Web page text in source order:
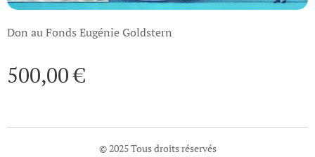
Don au Fonds Eugénie Goldstern
500,00€
© 2025 Tous droits réservés